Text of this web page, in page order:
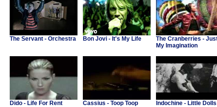
The Servant - Orchestra Bon Jovi - It's My Life
The Cranberries -
My Imagination
Dido - Life For Rent Cassius - Toop Toop Indochine - Little Dolls